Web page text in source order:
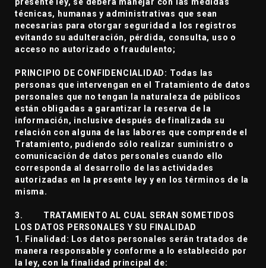
técnicas, humanas y administrativas que sean
necesarias para otorgar seguridad a los registros
evitando su adulteración, pérdida, consulta, uso o
acceso no autorizado o fraudulento;
PRINCIPIO DE CONFIDENCIALIDAD: Todas las
personas que intervengan en el Tratamiento de datos
personales que no tengan la naturaleza de públicos
están obligadas a garantizar la reserva de la
información, inclusive después de finalizada su
relación con alguna de las labores que comprende el
Tratamiento, pudiendo sólo realizar suministro o
comunicación de datos personales cuando ello
corresponda al desarrollo de las actividades
autorizadas en la presente ley y en los términos de la
misma.
3. TRATAMIENTO AL CUAL SERAN SOMETIDOS
LOS DATOS PERSONALES Y SU FINALIDAD
1. Finalidad: Los datos personales serán tratados de
manera responsable y conforme a lo establecido por
la ley, con la finalidad principal de: